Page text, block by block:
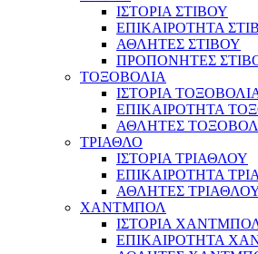
ΙΣΤΟΡΙΑ ΣΤΙΒΟΥ
ΕΠΙΚΑΙΡΟΤΗΤΑ
ΑΘΛΗΤΕΣ ΣΤΙΒΟΥ
ΠΡΟΠΟΝΗΤΕΣ
ΤΟΞΟΒΟΛΙΑ
ΙΣΤΟΡΙΑ
ΕΠΙΚΑΙΡΟΤΗΤΑ
ΑΘΛΗΤΕΣ
ΤΡΙΑΘΛΟ
ΙΣΤΟΡΙΑ ΤΡΙΑΘΛΟΥ
ΕΠΙΚΑΙΡΟΤΗΤΑ
ΑΘΛΗΤΕΣ
ΧΑΝΤΜΠΟΛ
ΙΣΤΟΡΙΑ
ΕΠΙΚΑΙΡΟΤΗΤΑ